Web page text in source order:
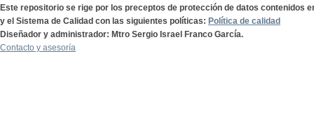
Este repositorio se rige por los preceptos de protección de datos contenidos
y el Sistema de Calidad con las siguientes políticas: Política de calidad
Diseñador y administrador: Mtro Sergio Israel Franco García.
Contacto y asesoría